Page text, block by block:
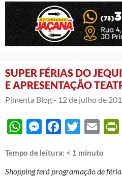
SUPER FÉRIAS DO
E APRESENTAÇÃO
Pimenta Blog - 12 de julho de
WhatsAppMessengerFacebook
Twitter Email
Tempo de leitura: < 1 minuto
Shopping terá programação de